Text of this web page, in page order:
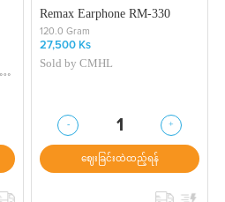
Remax Earphone RM-330
120.0 Gram
27,500 Ks
Sold byCMHL
- 1
+
ဈေးခြင်းထဲထည့်ရန်